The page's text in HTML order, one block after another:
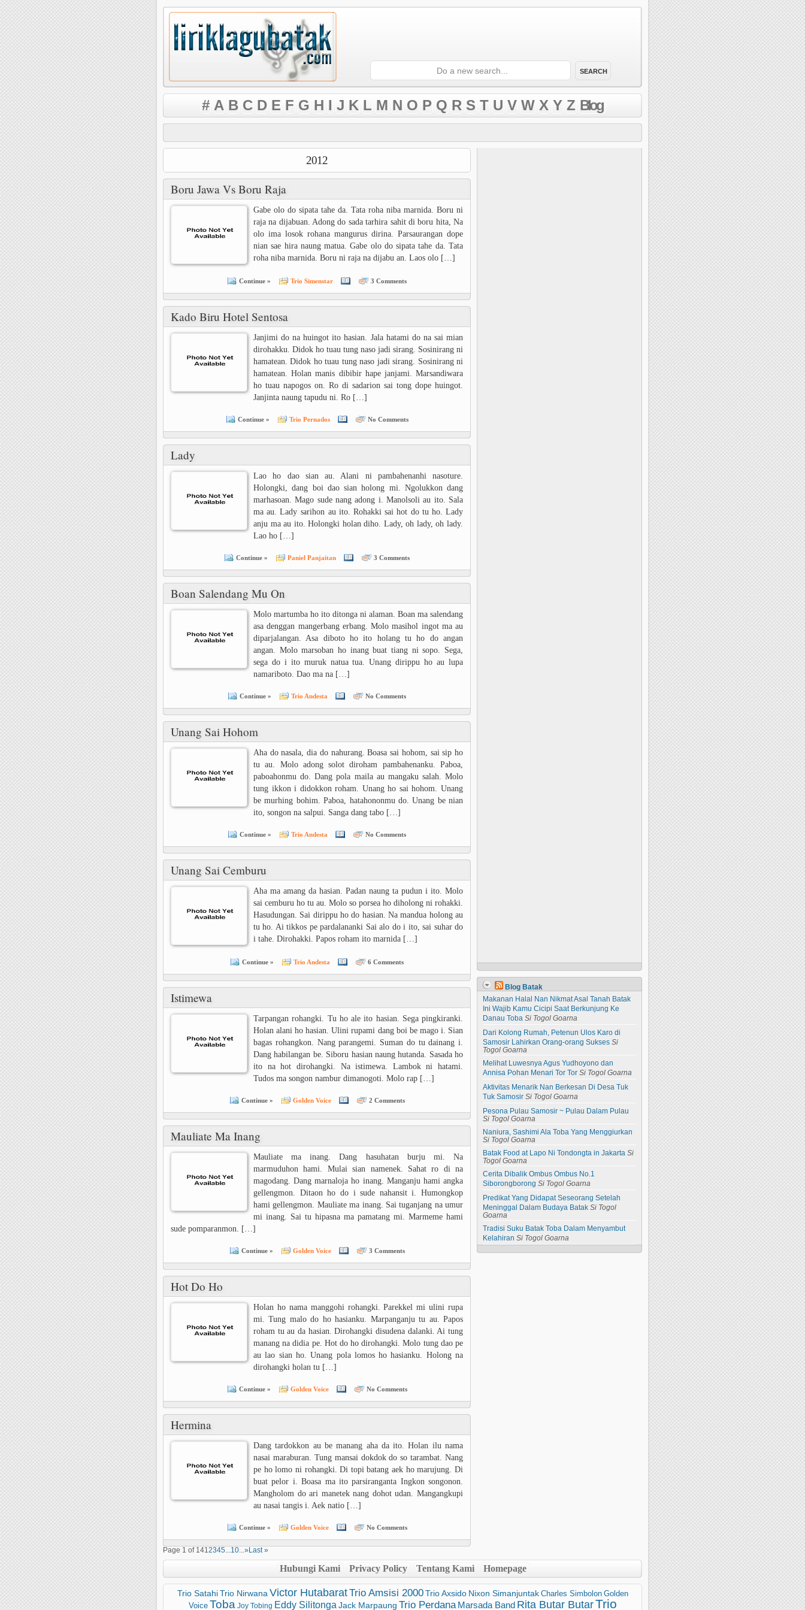
# A B C D E F G H I J K L M N O P Q R S T U V W X Y Z Blog
2012
Boru Jawa Vs Boru Raja
Gabe olo do sipata tahe da. Tata roha niba marnida. Boru ni
raja na dijabuan. Adong do sada tarhira sahit di boru hita, Na
olo ima losok rohana mangurus dirina. Parsaurangan dope
nian sae hira naung matua. Gabe olo do sipata tahe da. Tata
roha niba marnida. Boru ni raja na dijabu an. Laos olo […]
Continue » Trio Simenstar 3 Comments
Kado Biru Hotel Sentosa
Janjimi do na huingot ito hasian. Jala hatami do na sai mian
dirohakku. Didok ho tuau tung naso jadi sirang. Sosinirang ni
hamatean. Didok ho tuau tung naso jadi sirang. Sosinirang ni
hamatean. Holan manis dibibir hape janjami. Marsandiwara
ho tuau napogos on. Ro di sadarion sai tong dope huingot.
Janjinta naung tapudu ni. Ro […]
Continue » Trio Pernados No Comments
Lady
Lao ho dao sian au. Alani ni pambahenanhi nasoture.
Holongki, dang boi dao sian holong mi. Ngolukkon dang
marhasoan. Mago sude nang adong i. Manolsoli au ito. Sala
ma au. Lady sarihon au ito. Rohakki sai hot do tu ho. Lady
anju ma au ito. Holongki holan diho. Lady, oh lady, oh lady.
Lao ho […]
Continue » Paniel Panjaitan 3 Comments
Boan Salendang Mu On
Molo martumba ho ito ditonga ni alaman. Boan ma salendang
asa denggan mangerbang erbang. Molo masihol ingot ma au
diparjalangan. Asa diboto ho ito holang tu ho do angan
angan. Molo marsoban ho inang buat tiang ni sopo. Sega,
sega do i ito muruk natua tua. Unang dirippu ho au lupa
namariboto. Dao ma na […]
Continue » Trio Andesta No Comments
Unang Sai Hohom
Aha do nasala, dia do nahurang. Boasa sai hohom, sai sip ho
tu au. Molo adong solot diroham pambahenanku. Paboa,
paboahonmu do. Dang pola maila au mangaku salah. Molo
tung ikkon i didokkon roham. Unang ho sai hohom. Unang
be murhing bohim. Paboa, hatahononmu do. Unang be nian
ito, songon na salpui. Sanga dang tabo […]
Continue » Trio Andesta No Comments
Unang Sai Cemburu
Aha ma amang da hasian. Padan naung ta pudun i ito. Molo
sai cemburu ho tu au. Molo so porsea ho diholong ni rohakki.
Hasudungan. Sai dirippu ho do hasian. Na mandua holong au
tu ho. Ai tikkos pe pardalananki Sai alo do i ito, sai suhar do
i tahe. Dirohakki. Papos roham ito marnida […]
Continue » Trio Andesta 6 Comments
Istimewa
Tarpangan rohangki. Tu ho ale ito hasian. Sega pingkiranki.
Holan alani ho hasian. Ulini rupami dang boi be mago i. Sian
bagas rohangkon. Nang parangemi. Suman do tu dainang i.
Dang habilangan be. Siboru hasian naung hutanda. Sasada ho
ito na hot dirohangki. Na istimewa. Lambok ni hatami.
Tudos ma songon nambur dimanogoti. Molo rap […]
Continue » Golden Voice 2 Comments
Mauliate Ma Inang
Mauliate ma inang. Dang hasuhatan burju mi. Na
marmuduhon hami. Mulai sian namenek. Sahat ro di na
magodang. Dang marnaloja ho inang. Manganju hami angka
gellengmon. Ditaon ho do i sude nahansit i. Humongkop
hami gellengmon. Mauliate ma inang. Sai tuganjang na umur
mi inang. Sai tu hipasna ma pamatang mi. Marmeme hami
sude pomparanmon. […]
Continue » Golden Voice 3 Comments
Hot Do Ho
Holan ho nama manggohi rohangki. Parekkel mi ulini rupa
mi. Tung malo do ho hasianku. Marpanganju tu au. Papos
roham tu au da hasian. Dirohangki disudena dalanki. Ai tung
manang na didia pe. Hot do ho dirohangki. Molo tung dao pe
au lao sian ho. Unang pola lomos ho hasianku. Holong na
dirohangki holan tu […]
Continue » Golden Voice No Comments
Hermina
Dang tardokkon au be manang aha da ito. Holan ilu nama
nasai maraburan. Tung mansai dokdok do so tarambat. Nang
pe ho lomo ni rohangki. Di topi batang aek ho marujung. Di
buat pelor i. Boasa ma ito parsiranganta Ingkon songonon.
Mangholom do ari manetek nang dohot udan. Mangangkupi
au nasai tangis i. Aek natio […]
Continue » Golden Voice No Comments
Page 1 of 1412345...10...»Last »
Blog Batak
Makanan Halal Nan Nikmat Asal Tanah Batak
Ini Wajib Kamu Cicipi Saat Berkunjung Ke
Danau Toba Si Togol Goarna
Dari Kolong Rumah, Petenun Ulos Karo di
Samosir Lahirkan Orang-orang Sukses Si
Togol Goarna
Melihat Luwesnya Agus Yudhoyono dan
Annisa Pohan Menari Tor Tor Si Togol Goarna
Aktivitas Menarik Nan Berkesan Di Desa Tuk
Tuk Samosir Si Togol Goarna
Pesona Pulau Samosir ~ Pulau Dalam Pulau
Si Togol Goarna
Naniura, Sashimi Ala Toba Yang Menggiurkan
Si Togol Goarna
Batak Food at Lapo Ni Tondongta in Jakarta Si
Togol Goarna
Cerita Dibalik Ombus Ombus No.1
Siborongborong Si Togol Goarna
Predikat Yang Didapat Seseorang Setelah
Meninggal Dalam Budaya Batak Si Togol
Goarna
Tradisi Suku Batak Toba Dalam Menyambut
Kelahiran Si Togol Goarna
Hubungi Kami Privacy Policy Tentang Kami Homepage
Trio Satahi Trio Nirwana Victor HutabaratTrio Amsisi 2000 Trio Axsido Nixon Simanjuntak Charles Simbolon Golden
Voice Toba Joy Tobing Eddy Silitonga Jack Marpaung Trio Perdana Marsada Band Rita Butar ButarTrio